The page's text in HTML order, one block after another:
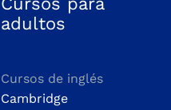
adultos
Cursos de inglés
Cambridge